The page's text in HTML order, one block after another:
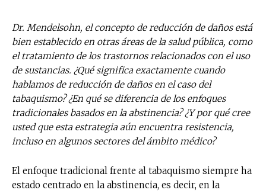
Dr. Mendelsohn, el concepto de reducción de daños está
bien establecido en otras áreas de la salud pública, como
el tratamiento de los trastornos relacionados con el uso
de sustancias. ¿Qué significa exactamente cuando
hablamos de reducción de daños en el caso del
tabaquismo? ¿En qué se diferencia de los enfoques
tradicionales basados en la abstinencia? ¿Y por qué cree
usted que esta estrategia aún encuentra resistencia,
incluso en algunos sectores del ámbito médico?
El enfoque tradicional frente al tabaquismo siempre ha
estado centrado en la abstinencia, es decir, en la